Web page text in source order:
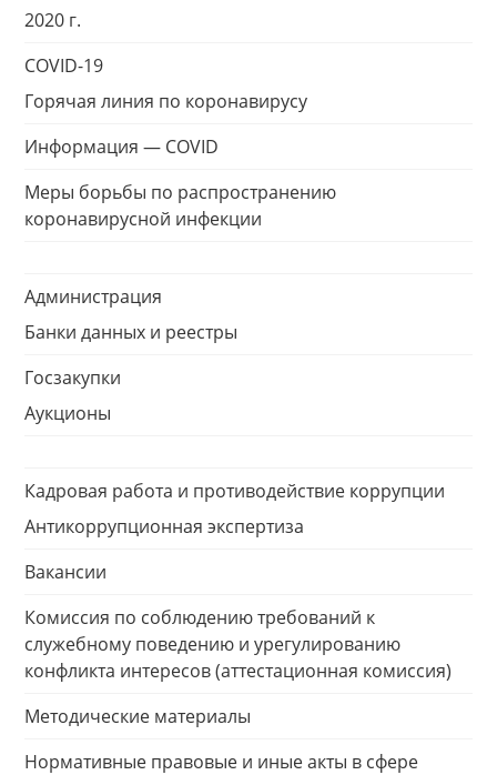
2020 г.
COVID-19
Горячая линия по коронавирусу
Информация — COVID
Меры борьбы по распространению
коронавирусной инфекции
Администрация
Банки данных и реестры
Госзакупки
Аукционы
Кадровая работа и противодействие коррупции
Антикоррупционная экспертиза
Вакансии
Комиссия по соблюдению требований к
служебному поведению и урегулированию
конфликта интересов (аттестационная комиссия)
Методические материалы
Нормативные правовые и иные акты в сфере